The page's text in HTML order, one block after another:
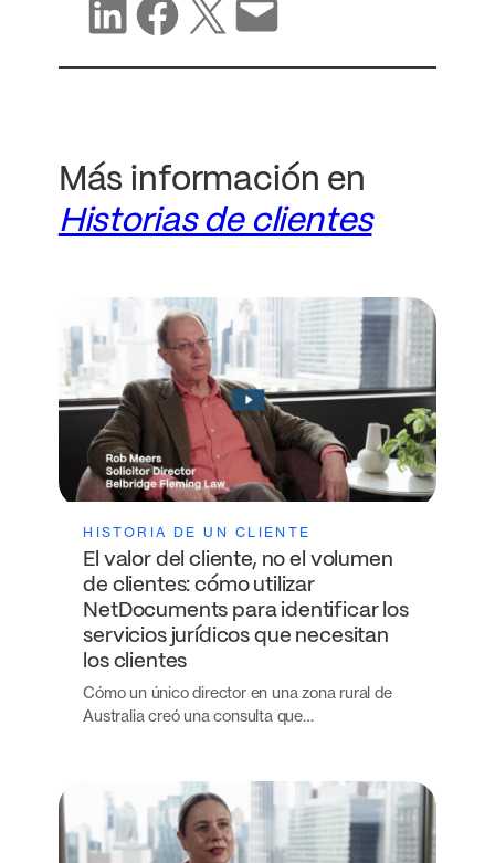
Compartir en LinkedIn
Compartir en Facebook
Compartir en X Compartir por correo electrónico
Más información en
Historias de clientes
HISTORIA DE UN CLIENTE
El valor del cliente, no el volumen
de clientes: cómo utilizar
NetDocuments para identificar los
servicios jurídicos que necesitan
los clientes
Cómo un único director en una zona rural de
Australia creó una consulta que…